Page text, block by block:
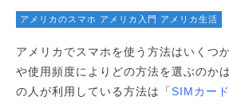
アメリカのスマホ アメリカ入門 アメリカ生活
アメリカでスマホを使う方法はいくつ
や使用頻度によりどの方法を選ぶのか
の人が利用している方法は「SIMカード